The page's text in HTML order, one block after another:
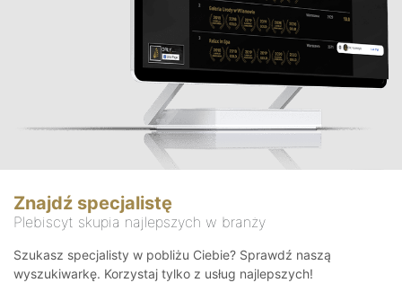
Znajdź specjalistę
Plebiscyt skupia najlepszych w branży
Szukasz specjalisty w pobliżu Ciebie? Sprawdź naszą
wyszukiwarkę. Korzystaj tylko z usług najlepszych!